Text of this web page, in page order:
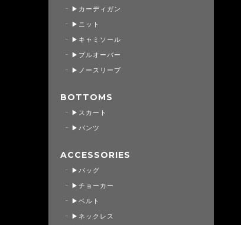
▶カーディガン
▶ニット
▶キャミソール
▶プルオーバー
▶ノースリーブ
BOTTOMS
▶スカート
▶パンツ
ACCESSORIES
▶バッグ
▶チョーカー
▶ベルト
▶ネックレス